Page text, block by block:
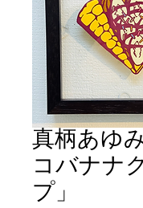
真柄あゆ
コバナナ
プ」